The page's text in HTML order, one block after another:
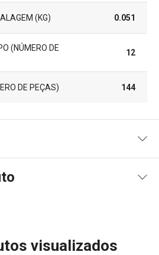
(KG) 0.051
(NÚMERO DE
12
DE PEÇAS) 144
visualizados